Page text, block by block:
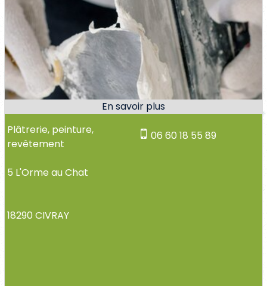
Plâtrerie, peinture,
revêtement
5 L'Orme au Chat
18290 CIVRAY
06 60 18 55 89